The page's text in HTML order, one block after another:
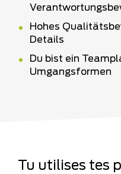
Hohes
Details
Du bist ein
Umgangsformen
Tu utilises tes